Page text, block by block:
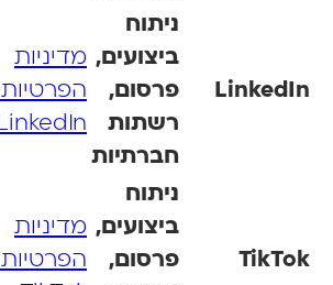
ניתוח
ביצועים,
פרסום,
רשתות
חברתיות
מדיניות
הפרטיות של
LinkedIn
ניתוח
ביצועים,
פרסום,
מדיניות
הפרטיות של